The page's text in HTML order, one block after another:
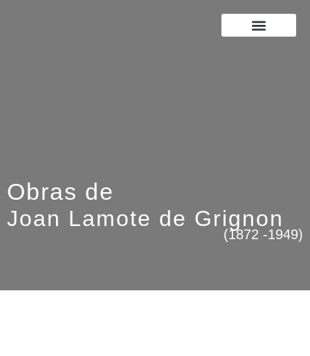
Obras de
Joan Lamote de Grignon
(1872 -1949)